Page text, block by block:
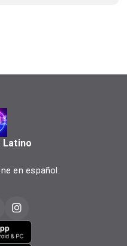
Latino
en español.